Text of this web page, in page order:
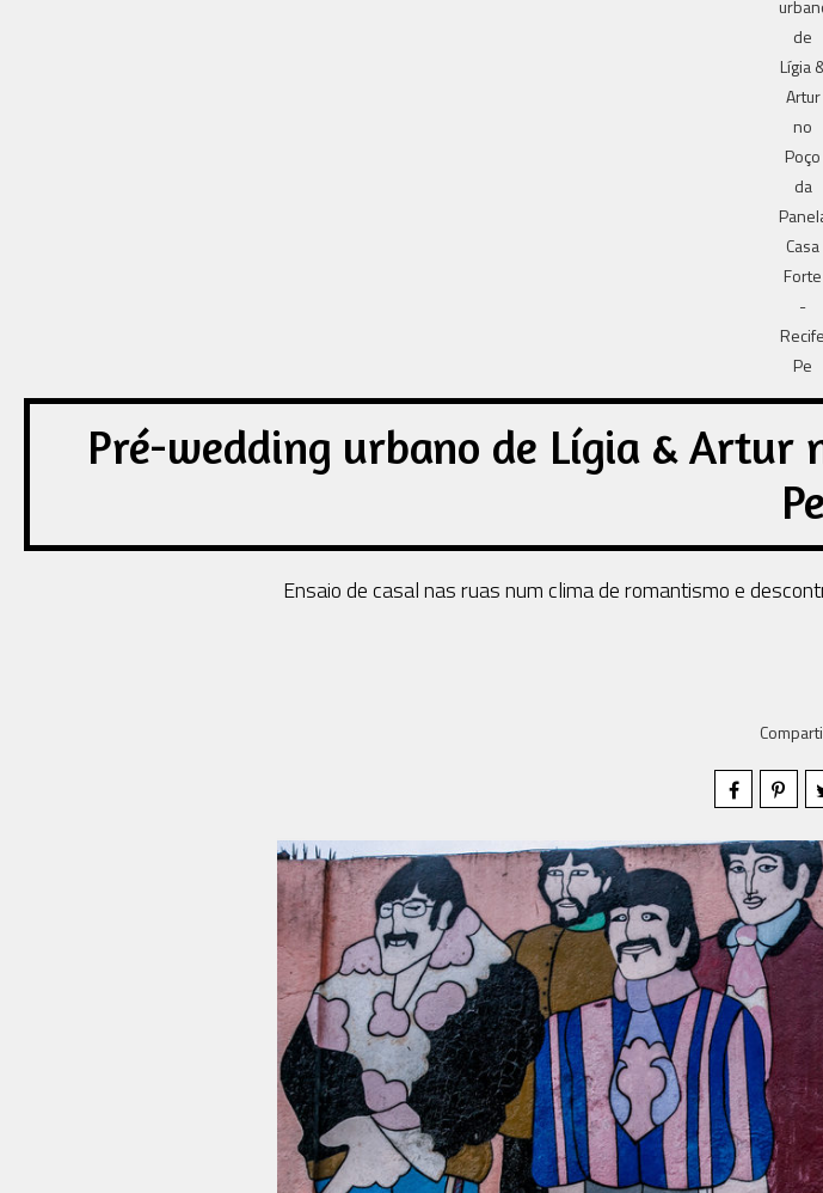
Pré-wedding urbano de Lígia & Artur
Pe
Ensaio de casal nas ruas num clima de romantismo e